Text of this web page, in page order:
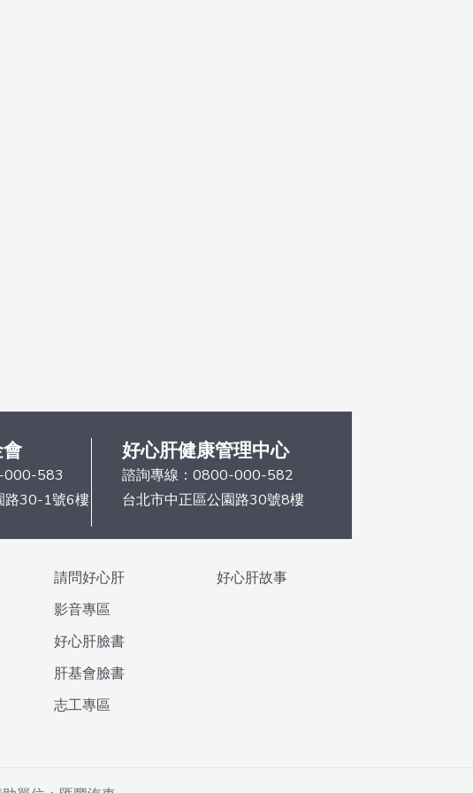
583
路30-1號6樓
好心肝健康管理中心
諮詢專線： 0800-000-582
台北市中正區公園路30號8樓
請問好心肝
影音專區
好心肝臉書
肝基會臉書
志工專區
好心肝故事